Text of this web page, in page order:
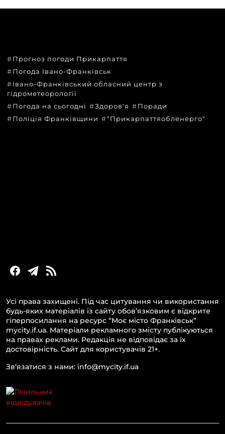
Прогноз погоди Прикарпаття
Погода Івано-Франківськ
Івано-Франківський обласний центр з
гідрометеорології
Погода на сьогодні
Здоров'я
Поради
Поліція Франківщини
"Прикарпаттяобленерго"
Усі права захищені. Під час цитування чи використання
будь-яких матеріалів із сайту обов’язковим є відкрите
гіперпосилання на ресурс “Моє місто Франківськ”
mycity.if.ua. Матеріали рекламного змісту публікуються
на правах реклами. Редакція не відповідає за їх
достовірність. Сайт для користувачів 21+.
Зв’язатися з нами: info@mycity.if.ua